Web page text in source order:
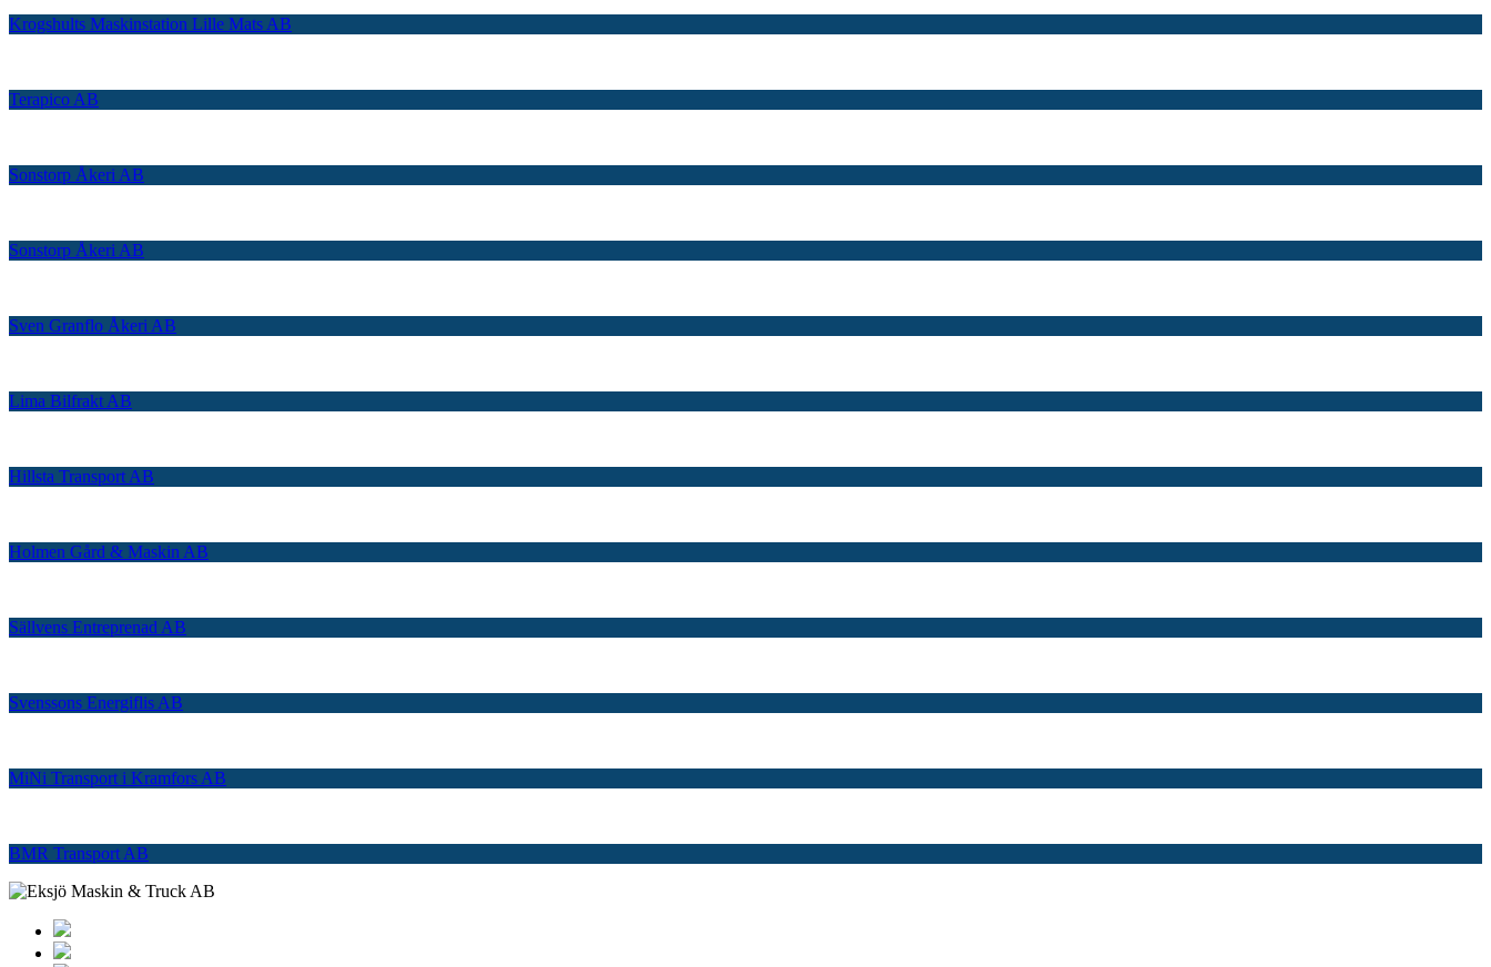
Krogshults Maskinstation Lille Mats AB
Terapico AB
Sonstorp Åkeri AB
Sonstorp Åkeri AB
Sven Granflo Åkeri AB
Lima Bilfrakt AB
Hillsta Transport AB
Holmen Gård & Maskin AB
Sällvens Entreprenad AB
Svenssons Energiflis AB
MiNi Transport i Kramfors AB
BMR Transport AB